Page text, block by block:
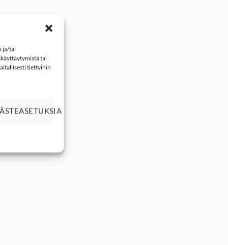
ja/tai
tai
tiettyihin